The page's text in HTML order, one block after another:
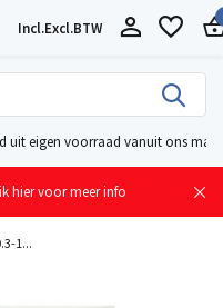
Incl.Excl.BTW
ons magazijn in Nederland
hier voor meer info
1...